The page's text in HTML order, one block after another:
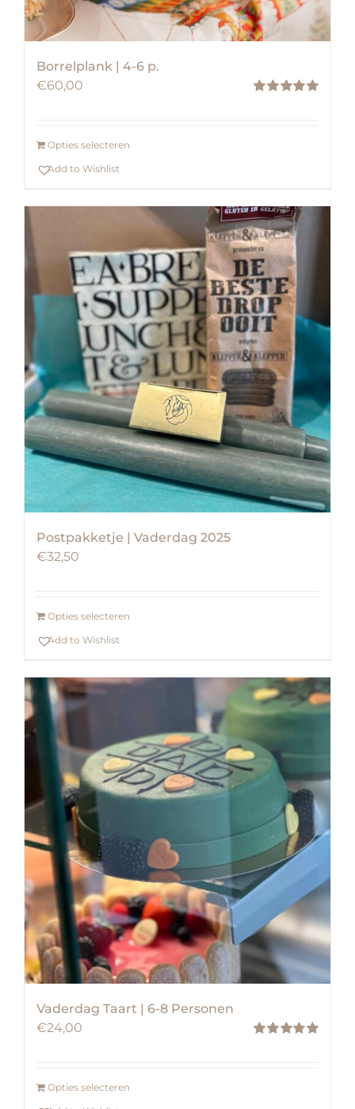
Borrelplank | 4-6 p.
€60,00
Opties selecteren
Add to Wishlist
Postpakketje | Vaderdag 2025
€32,50
Opties selecteren
Add to Wishlist
Vaderdag Taart | 6-8 Personen
€24,00
Opties selecteren